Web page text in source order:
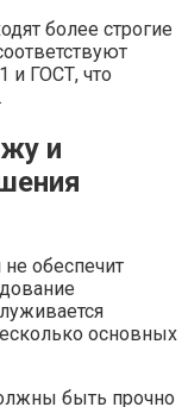
более строгие
и ГОСТ, что
и
обеспечит
основных
быть прочно